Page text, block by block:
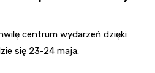
centrum wydarzeń dzięki
się 23-24 maja.